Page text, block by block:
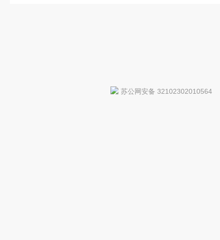
苏公网安备 32102302010564